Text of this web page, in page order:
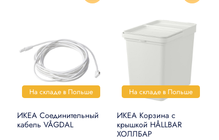
На складе в Польше
ИКЕА Соединительный
кабель VÅGDAL
На складе в Польше
ИКЕА Корзина с
крышкой HÅLLBAR
ХОЛЛБАР